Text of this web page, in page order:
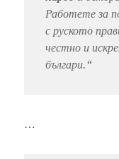
Работете за
с руското
честно и
българи.“
…